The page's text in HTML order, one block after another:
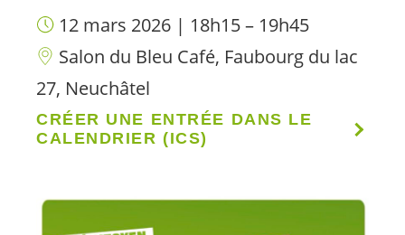
12 mars 2026 | 18h15 – 19h45
Salon du Bleu Café, Faubourg du lac
27, Neuchâtel
CRÉER UNE ENTRÉE DANS LE
CALENDRIER (ICS)